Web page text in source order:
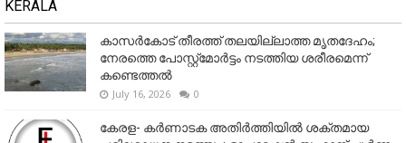
KERALA
കാസർകോട് തീരത്ത് തലയില്ലാത്ത മൃതദേഹം;
നേരത്തെ പോസ്റ്റ്‌മോർട്ടം നടത്തിയ ശരീരമെന്ന്
കണ്ടെത്തൽ
July 16, 2026 0
കേരള- കർണാടക അതിർത്തിയിൽ ശക്തമായ